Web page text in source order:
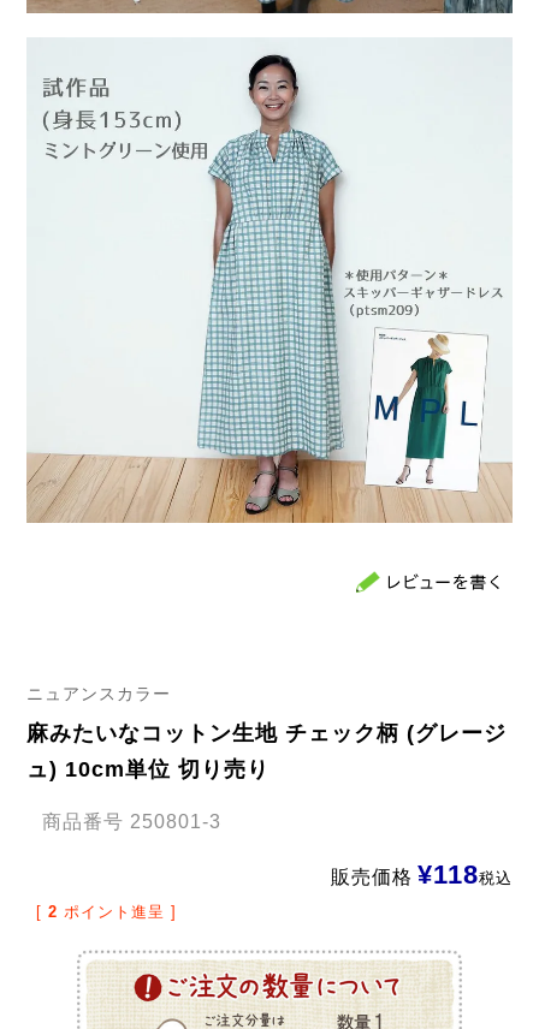
ニュアンスカラー
麻みたいなコットン生地 チェック柄 (グレージ
ュ) 10cm単位 切り売り
商品番号 250801-3
販売価格 ¥118税込
[ 2 ポイント進呈 ]